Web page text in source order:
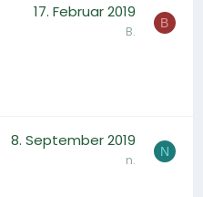
17. Februar 2019
B. B
8. September 2019
n. N